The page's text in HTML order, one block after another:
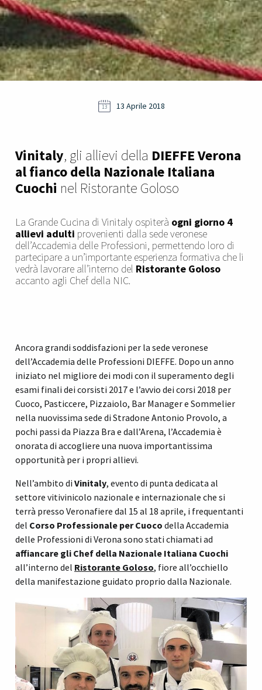
13 13 Aprile 2018
Vinitaly, gli allievi della DIEFFE Verona
al fianco della Nazionale Italiana
Cuochi nel Ristorante Goloso
La Grande Cucina di Vinitaly ospiterà ogni giorno 4
allievi adulti provenienti dalla sede veronese
dell’Accademia delle Professioni, permettendo loro di
partecipare a un’importante esperienza formativa che li
vedrà lavorare all’interno del Ristorante Goloso
accanto agli Chef della NIC.
Ancora grandi soddisfazioni per la sede veronese
dell’Accademia delle Professioni DIEFFE. Dopo un anno
iniziato nel migliore dei modi con il superamento degli
esami finali dei corsisti 2017 e l’avvio dei corsi 2018 per
Cuoco, Pasticcere, Pizzaiolo, Bar Manager e Sommelier
nella nuovissima sede di Stradone Antonio Provolo, a
pochi passi da Piazza Bra e dall’Arena, l’Accademia è
onorata di accogliere una nuova importantissima
opportunità per i propri allievi.
Nell’ambito di Vinitaly, evento di punta dedicata al
settore vitivinicolo nazionale e internazionale che si
terrà presso Veronafiere dal 15 al 18 aprile, i frequentanti
del Corso Professionale per Cuoco della Accademia
delle Professioni di Verona sono stati chiamati ad
affiancare gli Chef della Nazionale Italiana Cuochi
all’interno del Ristorante Goloso, fiore all’occhiello
della manifestazione guidato proprio dalla Nazionale.